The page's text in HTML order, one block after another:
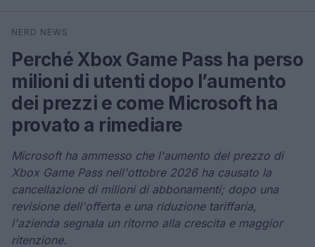
Cerca
NERD NEWS
Perché Xbox Game Pass ha perso
milioni di utenti dopo l’aumento
dei prezzi e come Microsoft ha
provato a rimediare
Microsoft ha ammesso che l'aumento del prezzo di
Xbox Game Pass nell'ottobre 2026 ha causato la
cancellazione di milioni di abbonamenti; dopo una
revisione dell'offerta e una riduzione tariffaria,
l'azienda segnala un ritorno alla crescita e maggior
ritenzione.